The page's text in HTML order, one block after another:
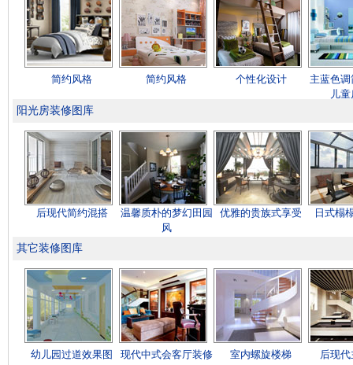
简约风格 简约风格 个性化设计
主蓝色
儿
阳光房装修图库
后现代简约混搭
温馨质朴的梦幻田园
风
优雅的贵族式享受 日式榻
其它装修图库
幼儿园过道效果图 现代中式会客厅装修 室内螺旋楼梯 后现